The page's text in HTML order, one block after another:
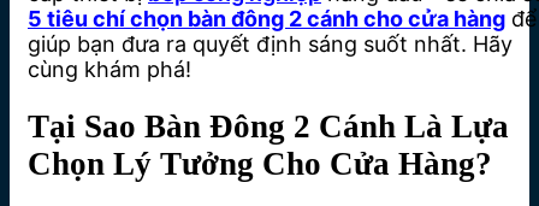
5 tiêu chí chọn bàn đông 2 cánh cho cửa hàng để
giúp bạn đưa ra quyết định sáng suốt nhất. Hãy
cùng khám phá!
Tại Sao Bàn Đông 2 Cánh Là Lựa
Chọn Lý Tưởng Cho Cửa Hàng?